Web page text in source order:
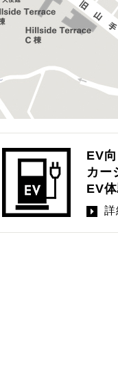
EV
カー
EV
詳